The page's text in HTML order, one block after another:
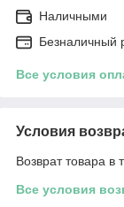
Наличными
Безналичный
Все условия
Условия
Возврат товара в
Все условия